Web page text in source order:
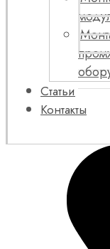
Статьи
Контакты